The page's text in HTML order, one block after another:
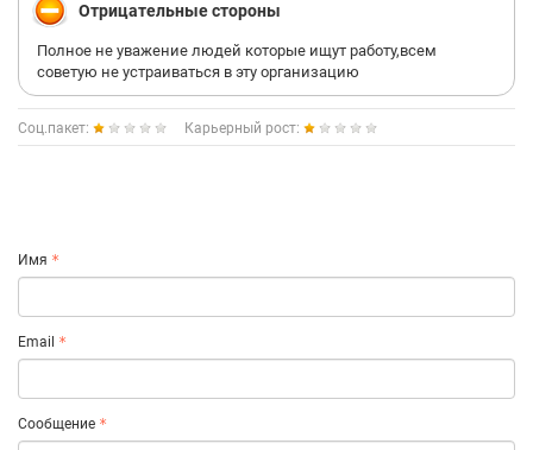
Отрицательные стороны
Полное не уважение людей которые ищут работу,всем
советую не устраиваться в эту организацию
Соц.пакет: Карьерный рост:
Имя
Email
Сообщение